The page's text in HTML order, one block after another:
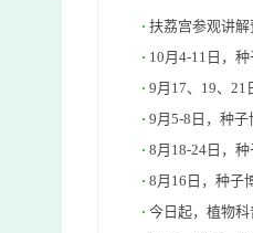
扶荔宫参观讲
10月4-11日，
9月17、19、21
9月5-8日，种
8月18-24日，
8月16日，种子
今日起，植物